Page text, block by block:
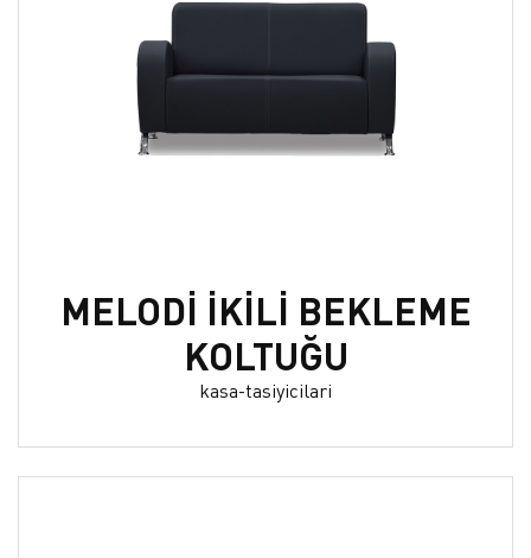
MELODİ İKİLİ BEKLEME
KOLTUĞU
kasa-tasiyicilari